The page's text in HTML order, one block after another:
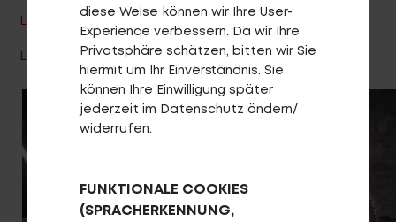
LHASA E R2600I EQ 2021
LHASA E R2600I / 2500I EQ 2020
diese Weise können wir Ihre User-
Experience verbessern. Da wir Ihre
Privatsphäre schätzen, bitten wir Sie
hiermit um Ihr Einverständnis. Sie
können Ihre Einwilligung später
jederzeit im Datenschutz ändern/
widerrufen.
FUNKTIONALE COOKIES
(SPRACHERKENNUNG,